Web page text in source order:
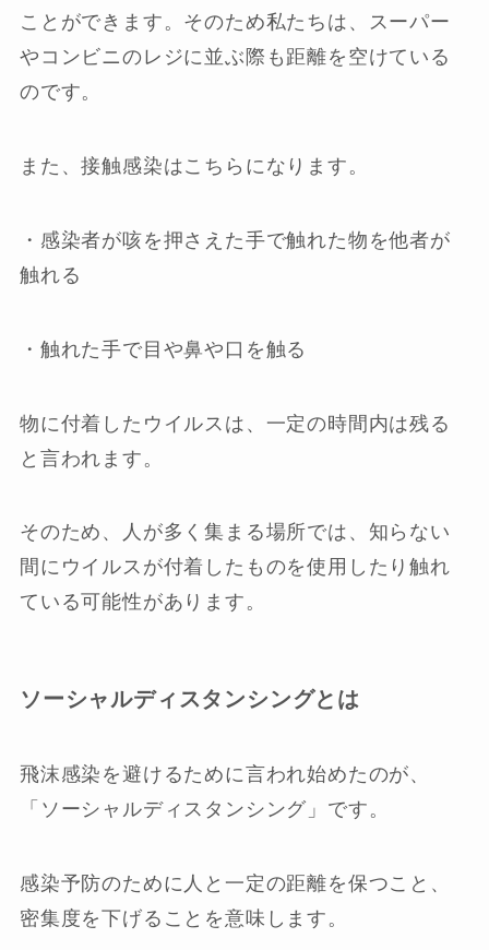
ことができます。そのため私たちは、スーパー
やコンビニのレジに並ぶ際も距離を空けている
のです。
また、接触感染はこちらになります。
・感染者が咳を押さえた手で触れた物を他者が
触れる
・触れた手で目や鼻や口を触る
物に付着したウイルスは、一定の時間内は残る
と言われます。
そのため、人が多く集まる場所では、知らない
間にウイルスが付着したものを使用したり触れ
ている可能性があります。
ソーシャルディスタンシングとは
飛沫感染を避けるために言われ始めたのが、
「ソーシャルディスタンシング」です。
感染予防のために人と一定の距離を保つこと、
密集度を下げることを意味します。